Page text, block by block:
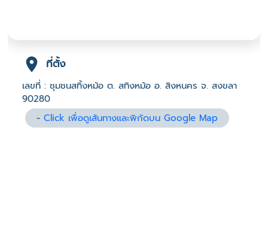
ที่ตั้ง
เลขที่ : ชุมชนสทิ้งหม้อ ต. สทิงหม้อ อ. สิงหนคร จ. สงขลา
90280
-Click เพื่อดูเส้นทางและพิกัดบน Google Map